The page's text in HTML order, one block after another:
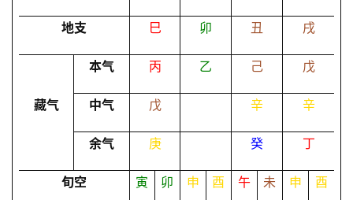
命
登录 注册
地支 巳 卯 丑 戌
本气 丙 乙 己 戊
藏气 中气 戊 辛 辛
余气 庚 癸 丁
旬空 寅 卯 申 酉 午 未 申 酉